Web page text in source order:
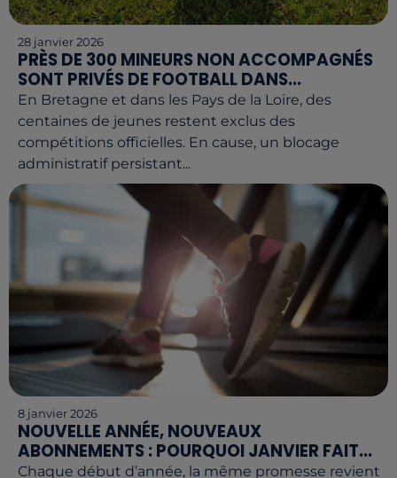
28 janvier 2026
PRÈS DE 300 MINEURS NON ACCOMPAGNÉS
SONT PRIVÉS DE FOOTBALL DANS...
En Bretagne et dans les Pays de la Loire, des
centaines de jeunes restent exclus des
compétitions officielles. En cause, un blocage
administratif persistant...
8 janvier 2026
NOUVELLE ANNÉE, NOUVEAUX
ABONNEMENTS : POURQUOI JANVIER FAIT...
Chaque début d’année, la même promesse revient